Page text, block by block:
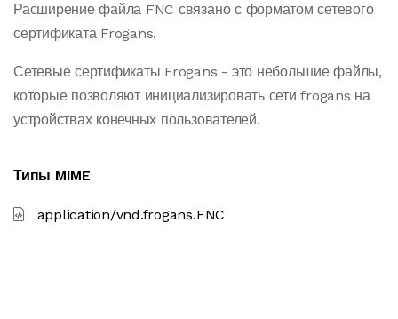
Расширение файла FNC связано с форматом сетевого
сертификата Frogans.
Сетевые сертификаты Frogans - это небольшие файлы,
которые позволяют инициализировать сети frogans на
устройствах конечных пользователей.
Типы MIME
application/vnd.frogans.FNC